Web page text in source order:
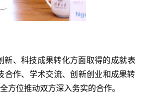
、科技成果转化方面取得的成就表
合作、学术交流、创新创业和成果转
方位推动双方深入务实的合作。